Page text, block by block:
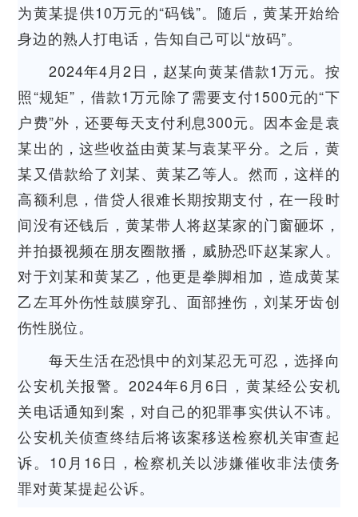
为黄某提供10万元的“码钱”。随后，黄某开始给
身边的熟人打电话，告知自己可以“放码”。
2024年4月2日，赵某向黄某借款1万元。按
照“规矩”，借款1万元除了需要支付1500元的“下
户费”外，还要每天支付利息300元。因本金是袁
某出的，这些收益由黄某与袁某平分。之后，黄
某又借款给了刘某、黄某乙等人。然而，这样的
高额利息，借贷人很难长期按期支付，在一段时
间没有还钱后，黄某带人将赵某家的门窗砸坏，
并拍摄视频在朋友圈散播，威胁恐吓赵某家人。
对于刘某和黄某乙，他更是拳脚相加，造成黄某
乙左耳外伤性鼓膜穿孔、面部挫伤，刘某牙齿创
伤性脱位。
每天生活在恐惧中的刘某忍无可忍，选择向
公安机关报警。2024年6月6日，黄某经公安机
关电话通知到案，对自己的犯罪事实供认不讳。
公安机关侦查终结后将该案移送检察机关审查起
诉。10月16日，检察机关以涉嫌催收非法债务
罪对黄某提起公诉。